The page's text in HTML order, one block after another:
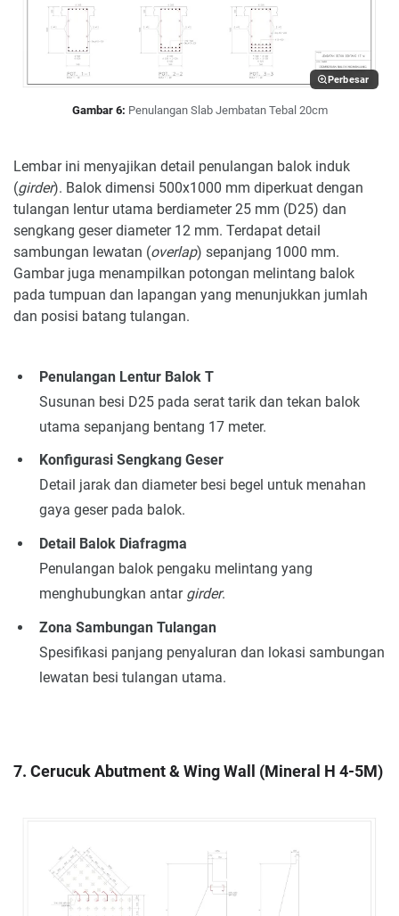
Perbesar
Gambar 6: Penulangan Slab Jembatan Tebal 20cm
Lembar ini menyajikan detail penulangan balok induk
(girder). Balok dimensi 500x1000 mm diperkuat dengan
tulangan lentur utama berdiameter 25 mm (D25) dan
sengkang geser diameter 12 mm. Terdapat detail
sambungan lewatan (overlap) sepanjang 1000 mm.
Gambar juga menampilkan potongan melintang balok
pada tumpuan dan lapangan yang menunjukkan jumlah
dan posisi batang tulangan.
Penulangan Lentur Balok T
Susunan besi D25 pada serat tarik dan tekan balok
utama sepanjang bentang 17 meter.
Konfigurasi Sengkang Geser
Detail jarak dan diameter besi begel untuk menahan
gaya geser pada balok.
Detail Balok Diafragma
Penulangan balok pengaku melintang yang
menghubungkan antar girder.
Zona Sambungan Tulangan
Spesifikasi panjang penyaluran dan lokasi sambungan
lewatan besi tulangan utama.
7. Cerucuk Abutment & Wing Wall (Mineral H 4-5M)